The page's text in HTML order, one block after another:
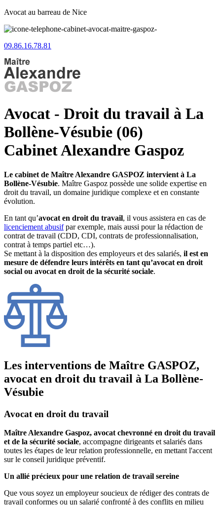
Avocat au barreau de Nice
09.86.16.78.81
Avocat - Droit du travail à La
Bollène-Vésubie (06)
Cabinet Alexandre Gaspoz
Le cabinet de Maître Alexandre GASPOZ intervient à La
Bollène-Vésubie. Maître Gaspoz possède une solide expertise en
droit du travail, un domaine juridique complexe et en constante
évolution.
En tant qu’avocat en droit du travail, il vous assistera en cas de
licenciement abusifpar exemple, mais aussi pour la rédaction de
contrat de travail (CDD, CDI, contrats de professionnalisation,
contrat à temps partiel etc…).
Se mettant à la disposition des employeurs et des salariés, il est en
mesure de défendre leurs intérêts en tant qu’avocat en droit
social ou avocat en droit de la sécurité sociale.
Les interventions de Maître GASPOZ,
avocat en droit du travail à La Bollène-
Vésubie
Avocat en droit du travail
Maître Alexandre Gaspoz, avocat chevronné en droit du travail
et de la sécurité sociale, accompagne dirigeants et salariés dans
toutes les étapes de leur relation professionnelle, en mettant l'accent
sur le conseil juridique préventif.
Un allié précieux pour une relation de travail sereine
Que vous soyez un employeur soucieux de rédiger des contrats de
travail conformes ou un salarié confronté à des conflits en milieu